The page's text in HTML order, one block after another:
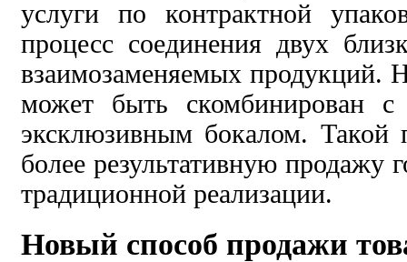
услуги по контрактной
процесс соединения двух
взаимозаменяемых продукций.
может быть скомбинирован
эксклюзивным бокалом. Такой
более результативную продажу
традиционной реализации.
Новый способ продажи